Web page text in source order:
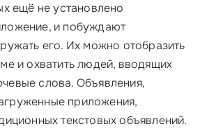
ещё не установлено
и побуждают
его. Их можно отобразить
и охватить людей, вводящих
слова. Объявления,
приложения,
текстовых объявлений.